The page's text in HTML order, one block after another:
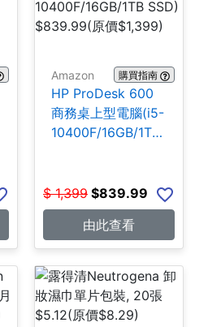
Amazon 購買指南
HP ProDesk 600
商務桌上型電腦(i5-
10400F/16GB/1TB
$ 1,399 $839.99
由此查看